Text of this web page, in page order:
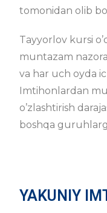
tomonidan olib
Tayyorlov kursi
muntazam
va har uch oyda
Imtihonlardan
o’zlashtirish
boshqa
YAKUNIY